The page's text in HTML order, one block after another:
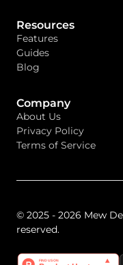
Resources
Features
Guides
Blog
Company
About Us
Privacy Policy
Terms of Service
© 2025 - 2026 Mew
reserved.